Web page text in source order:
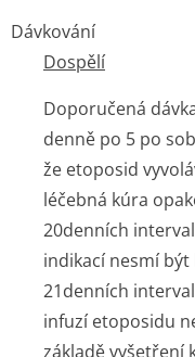
Dávkování
Dospělí
Doporučená
denně po 5 po
že etoposid
léčebná kúra
20denních
indikací nesmí
21denních
infuzí etoposidu
základě vyšetření